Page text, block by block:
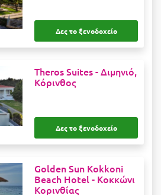
Δες το ξενοδοχείο
Theros Suites -Διμηνιό,
Κόρινθος
Δες το ξενοδοχείο
Golden Sun Kokkoni
Beach Hotel - Κοκκώνι
Κορινθίας